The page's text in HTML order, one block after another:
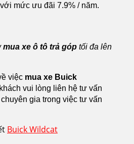
mức ưu đãi 7.9% / năm.
mua xe ô tô trả góp tối đa lên
việc mua xe Buick
vui lòng liên hệ tư vấn
gia trong việc tư vấn
Buick Wildcat